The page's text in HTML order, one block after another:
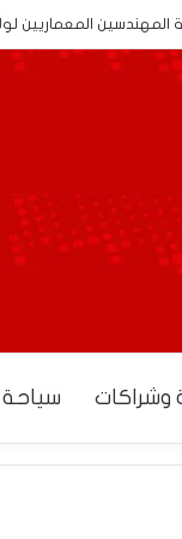
المعماريين
وشراكات سياحة